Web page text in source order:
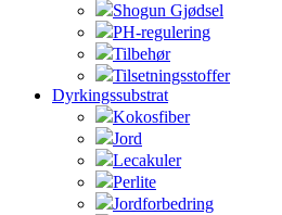
Shogun Gjødsel
PH-regulering
Tilbehør
Tilsetningsstoffer
Dyrkingssubstrat
Kokosfiber
Jord
Lecakuler
Perlite
Jordforbedring